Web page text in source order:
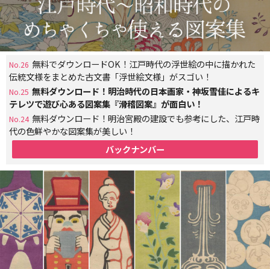
No.26 無料でダウンロードOK！江戸時代の浮世絵の中に描かれた
伝統文様をまとめた古文書「浮世絵文様」がスゴい！
No.25 無料ダウンロード！明治時代の日本画家・神坂雪佳によるキ
テレツで遊び心ある図案集『滑稽図案』が面白い！
No.24 無料ダウンロード！明治宮殿の建設でも参考にした、江戸時
代の色鮮やかな図案集が美しい！
バックナンバー